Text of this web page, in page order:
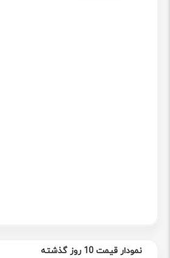
نمودار قیمت 10 روز گذشته